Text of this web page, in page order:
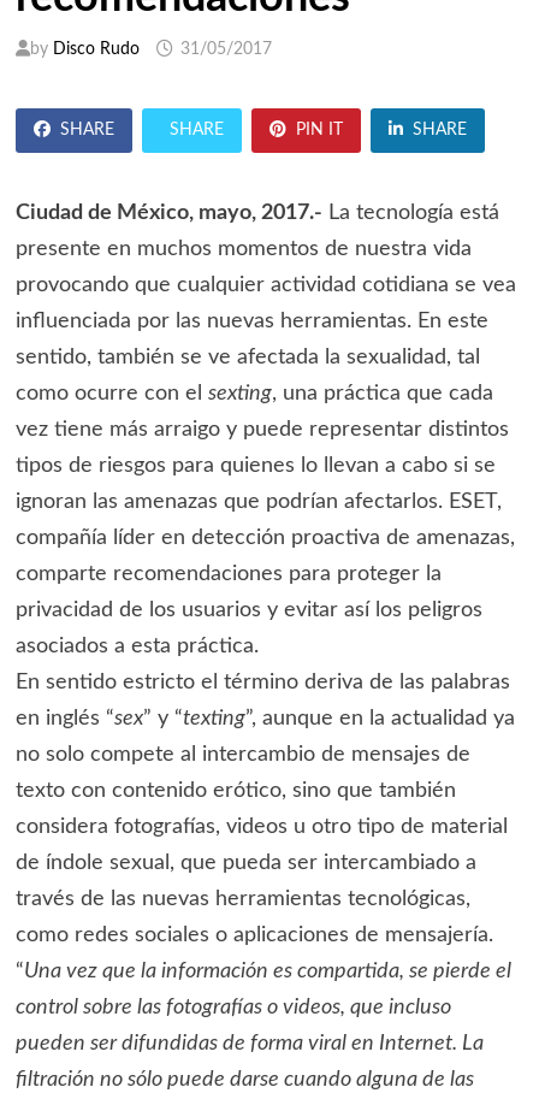
by Disco Rudo 31/05/2017
SHARE SHARE PIN IT SHARE
Ciudad de México, mayo, 2017.- La tecnología está
presente en muchos momentos de nuestra vida
provocando que cualquier actividad cotidiana se vea
influenciada por las nuevas herramientas. En este
sentido, también se ve afectada la sexualidad, tal
como ocurre con el sexting, una práctica que cada
vez tiene más arraigo y puede representar distintos
tipos de riesgos para quienes lo llevan a cabo si se
ignoran las amenazas que podrían afectarlos. ESET,
compañía líder en detección proactiva de amenazas,
comparte recomendaciones para proteger la
privacidad de los usuarios y evitar así los peligros
asociados a esta práctica.
En sentido estricto el término deriva de las palabras
en inglés “sex” y “texting”, aunque en la actualidad ya
no solo compete al intercambio de mensajes de
texto con contenido erótico, sino que también
considera fotografías, videos u otro tipo de material
de índole sexual, que pueda ser intercambiado a
través de las nuevas herramientas tecnológicas,
como redes sociales o aplicaciones de mensajería.
“Una vez que la información es compartida, se pierde el
control sobre las fotografías o videos, que incluso
pueden ser difundidas de forma viral en Internet. La
filtración no sólo puede darse cuando alguna de las